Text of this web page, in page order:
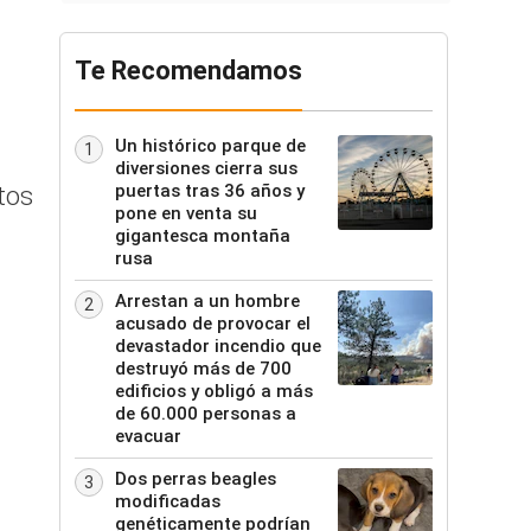
Te Recomendamos
1
Un histórico parque de
diversiones cierra sus
puertas tras 36 años y
pone en venta su
gigantesca montaña
rusa
2
Arrestan a un hombre
acusado de provocar el
devastador incendio que
destruyó más de 700
edificios y obligó a más
de 60.000 personas a
evacuar
3
Dos perras beagles
modificadas
genéticamente podrían